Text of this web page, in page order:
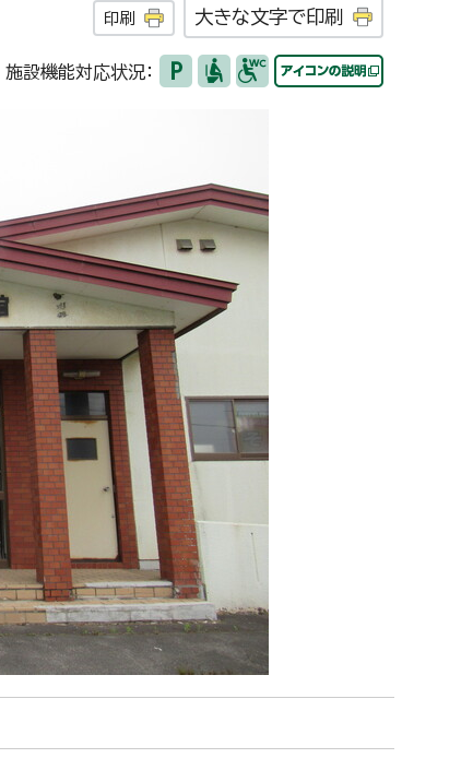
印刷 大きな文字で印刷
施設機能対応状況：